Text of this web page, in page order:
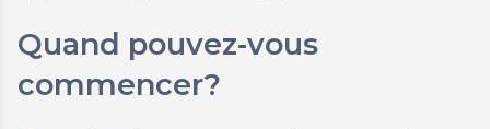
Quand pouvez-vous
commencer?